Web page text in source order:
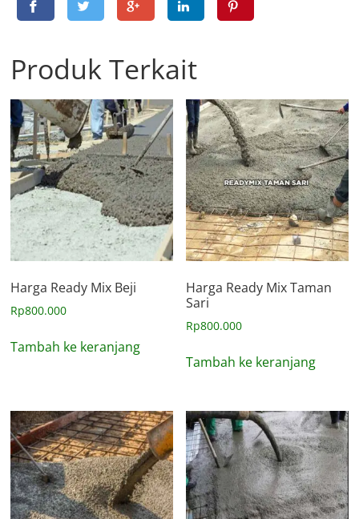
Produk Terkait
Harga Ready Mix Beji
Rp800.000
Tambah ke keranjang
Harga Ready Mix Taman
Sari
Rp800.000
Tambah ke keranjang